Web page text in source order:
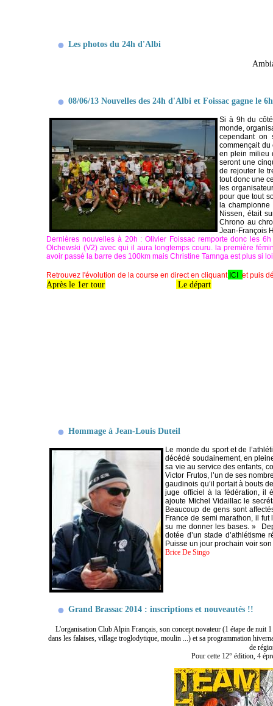
Les photos du 24h d'Albi
08/06/13 Nouvelles des 24h d'Albi et Foissac gagne le
Si à 9h du
monde,
cependant on
commençait du
en plein milieu
seront une
de rejouter le
tout donc une
les
pour que tout
la
Nissen, était
Chrono au
Jean-François
Dernières nouvelles à 20h : Olivier Foissac remporte donc les
Olchewski (V2) avec qui il aura longtemps couru. la première
avoir passé la barre des 100km mais Christine Tamnga est plus si
Retrouvez l'évolution de la course en direct en cliquant ICI et puis
Après le 1er tour Le départ
Hommage à Jean-Louis Duteil
Le monde du sport et de
décédé soudainement, en
sa vie au service des enfants,
Victor Frutos, l’un de ses
gaudinois qu’il portait à bouts
juge officiel à la fédération, il
ajoute Michel Vidaillac le
Beaucoup de gens sont
France de semi marathon, il
su me donner les bases. »
dotée d’un stade
Puisse un jour prochain voir
Brice De Singo
Grand Brassac 2014 : inscriptions et nouveautés !!
L'organisation Club Alpin Français, son concept novateur (1 étape de nuit
dans les falaises, village troglodytique, moulin ...) et sa programmation
de
Pour cette 12° édition, 4